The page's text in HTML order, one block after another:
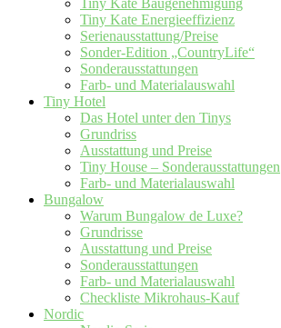
Tiny Kate Baugenehmigung
Tiny Kate Energieeffizienz
Serienausstattung/Preise
Sonder-Edition „CountryLife“
Sonderausstattungen
Farb- und Materialauswahl
Tiny Hotel
Das Hotel unter den Tinys
Grundriss
Ausstattung und Preise
Tiny House – Sonderausstattungen
Farb- und Materialauswahl
Bungalow
Warum Bungalow de Luxe?
Grundrisse
Ausstattung und Preise
Sonderausstattungen
Farb- und Materialauswahl
Checkliste Mikrohaus-Kauf
Nordic